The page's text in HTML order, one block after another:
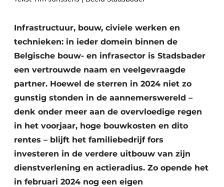
Bedrijven
Bedrijven
BIM
Dak & Gevel
Houtbouw
HVAC
Interieurarchitectuur
Keukens
Infrastructuur, bouw, civiele werken en
technieken: in ieder domein binnen de
Belgische bouw- en infrasector is Stadsbader
een vertrouwde naam en veelgevraagde
partner. Hoewel de sterren in 2024 niet zo
gunstig stonden in de aannemerswereld –
denk onder meer aan de overvloedige regen
in het voorjaar, hoge bouwkosten en dito
rentes – blijft het familiebedrijf fors
investeren in de verdere uitbouw van zijn
dienstverlening en actieradius. Zo opende het
in februari 2024 nog een eigen